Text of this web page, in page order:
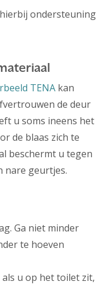
ondersteuning
TENA kan
de deur
u soms ineens het
de blaas zich te
beschermt u tegen
nare geurtjes.
Ga niet minder
te hoeven
u op het toilet zit,